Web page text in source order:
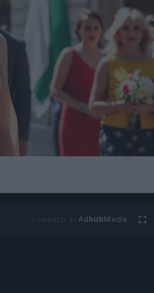
AdhubMedia